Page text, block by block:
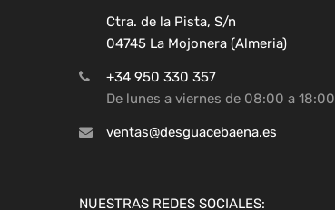
Ctra. de la Pista, S/n
04745 La Mojonera (Almeria)
+34 950 330 357
De lunes a viernes de 08:00 a 18:00
ventas@desguacebaena.es
NUESTRAS REDES SOCIALES: